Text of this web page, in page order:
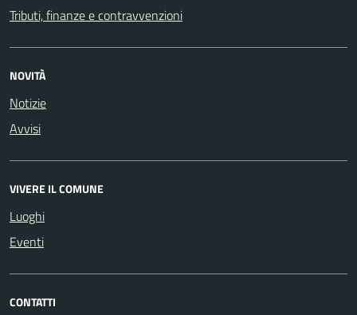
Tributi, finanze e contravvenzioni
NOVITÀ
Notizie
Avvisi
VIVERE IL COMUNE
Luoghi
Eventi
CONTATTI